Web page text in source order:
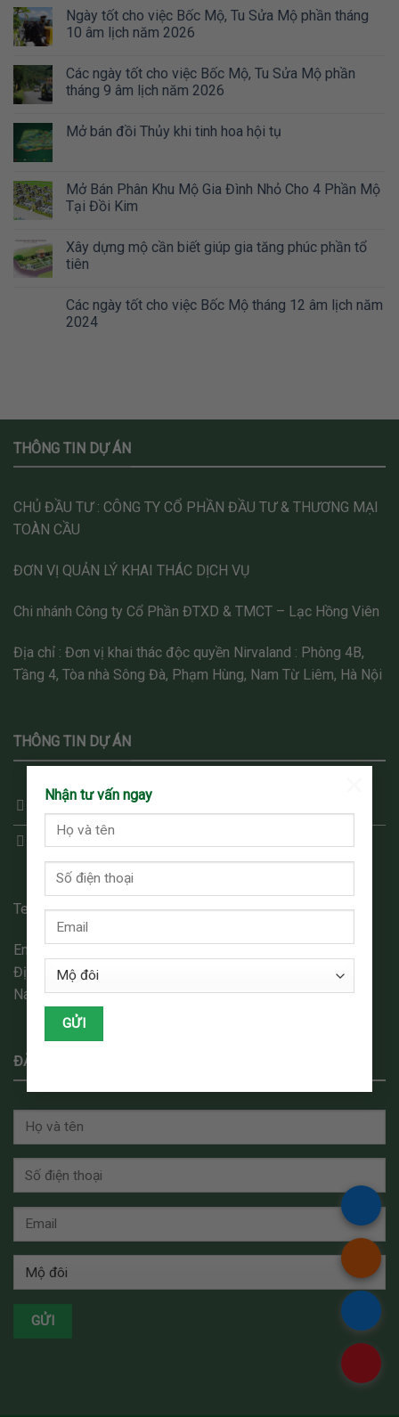
Nhận tư vấn ngay
Ngày tốt cho việc Bốc Mộ, Tu Sửa Mộ phần tháng
10 âm lịch năm 2026
Các ngày tốt cho việc Bốc Mộ, Tu Sửa Mộ phần
tháng 9 âm lịch năm 2026
Mở bán đồi Thủy khi tinh hoa hội tụ
Mở Bán Phân Khu Mộ Gia Đình Nhỏ Cho 4 Phần Mộ
Tại Đồi Kim
Xây dựng mộ cần biết giúp gia tăng phúc phần tổ
tiên
Các ngày tốt cho việc Bốc Mộ tháng 12 âm lịch năm
2024
THÔNG TIN DỰ ÁN
CHỦ ĐẦU TƯ : CÔNG TY CỔ PHẦN ĐẦU TƯ & THƯƠNG MẠI
TOÀN CẦU
ĐƠN VỊ QUẢN LÝ KHAI THÁC DỊCH VỤ
Chi nhánh Công ty Cổ Phần ĐTXD & TMCT – Lạc Hồng Viên
Địa chỉ : Đơn vị khai thác độc quyền Nirvaland : Phòng 4B,
Tầng 4, Tòa nhà Sông Đà, Phạm Hùng, Nam Từ Liêm, Hà Nội
THÔNG TIN DỰ ÁN
Chính sách bảo mật
Điều khoản thỏa thuận
Tel : 0932.95.88.33
Email: dinhduc.lhv@gmail.com
Địa chỉ: Phòng 4B Tầng 4 Tòa Nhà Sông Đà, Phạm Hùng,
Nam Từ Liêm, Hà Nội
ĐĂNG KÝ THAM QUAN